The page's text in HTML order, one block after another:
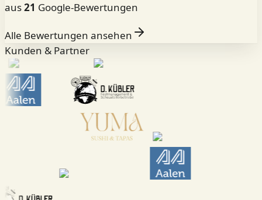
aus21 Google-Bewertungen
Alle Bewertungen ansehen
Kunden & Partner